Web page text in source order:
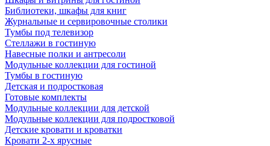
Библиотеки, шкафы для книг
Журнальные и сервировочные столики
Тумбы под телевизор
Стеллажи в гостиную
Навесные полки и антресоли
Модульные коллекции для гостиной
Тумбы в гостиную
Детская и подростковая
Готовые комплекты
Модульные коллекции для детской
Модульные коллекции для подростковой
Детские кровати и кроватки
Кровати 2-х ярусные